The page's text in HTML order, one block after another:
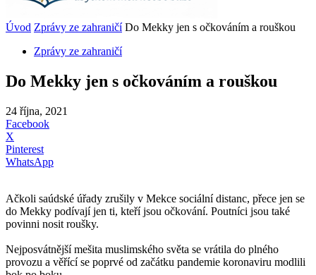
Úvod Zprávy ze zahraničí Do Mekky jen s očkováním a rouškou
Zprávy ze zahraničí
Do Mekky jen s očkováním a rouškou
24 října, 2021
Facebook
X
Pinterest
WhatsApp
Ačkoli saúdské úřady zrušily v Mekce sociální distanc, přece jen se
do Mekky podívají jen ti, kteří jsou očkování. Poutníci jsou také
povinni nosit roušky.
Nejposvátnější mešita muslimského světa se vrátila do plného
provozu a věřící se poprvé od začátku pandemie koronaviru modlili